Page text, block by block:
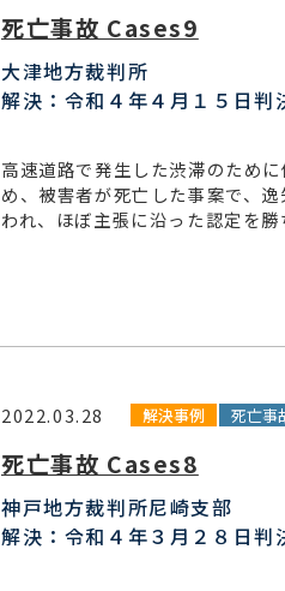
死亡事故 Cases9
大津地方裁判所
解決：令和４年４月１５日判
高速道路で発生した渋滞のため
め、被害者が死亡した事案で、
われ、ほぼ主張に沿った認定を
2022.03.28 解決事例 死亡事
死亡事故 Cases8
神戸地方裁判所尼崎支部
解決：令和４年３月２８日判